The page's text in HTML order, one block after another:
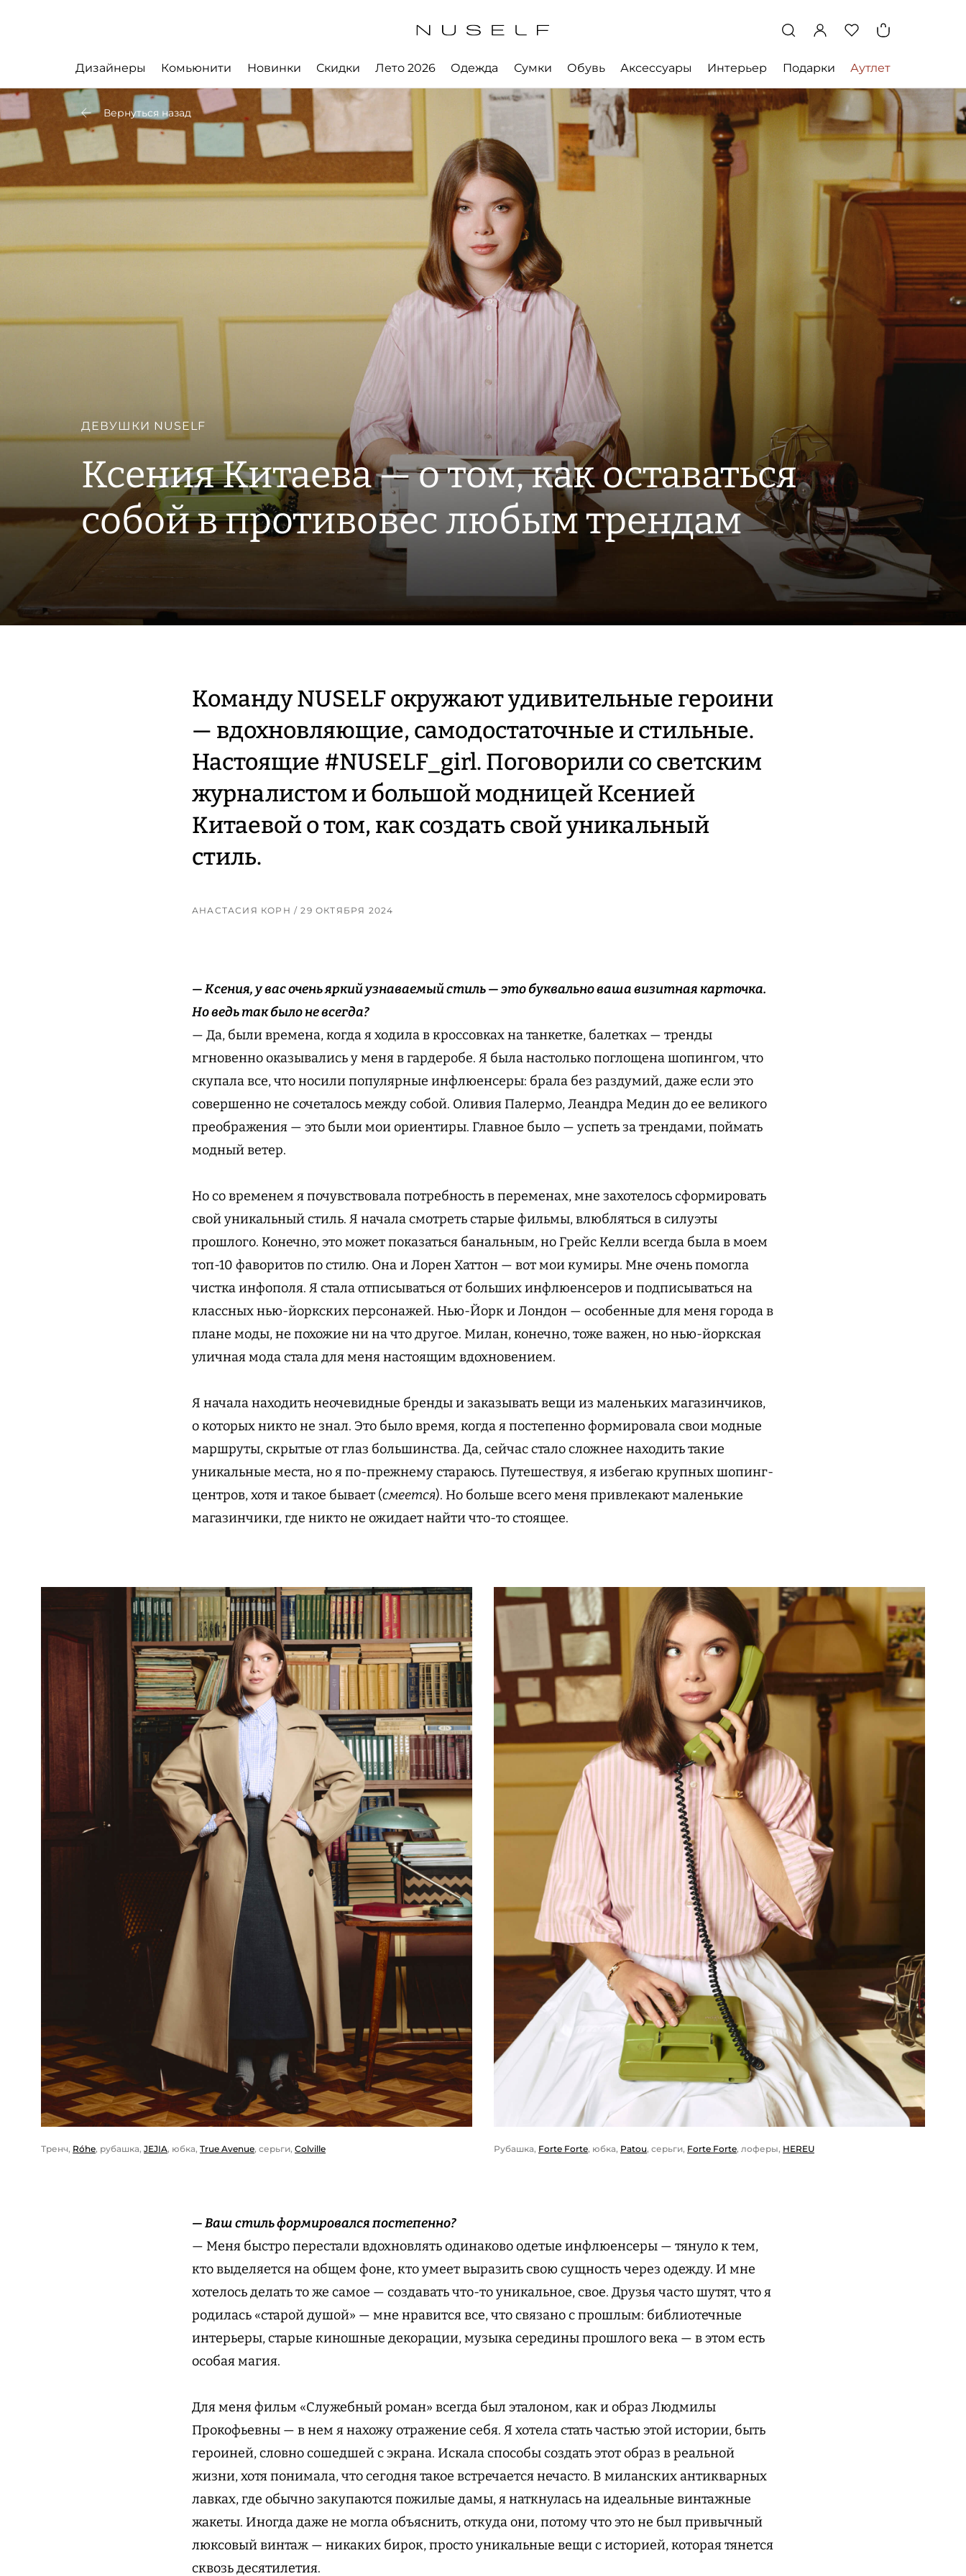
Дизайнеры Комьюнити Новинки Скидки Лето 2026 Одежда Сумки Обувь Аксессуары Интерьер Подарки Аутлет
Вернуться назад
ДЕВУШКИ NUSELF
Ксения Китаева — о том, как оставаться
собой в противовес любым трендам
Команду NUSELF окружают удивительные героини
— вдохновляющие, самодостаточные и стильные.
Настоящие #NUSELF_girl. Поговорили со светским
журналистом и большой модницей Ксенией
Китаевой о том, как создать свой уникальный
стиль.
АНАСТАСИЯ КОРН / 29 ОКТЯБРЯ 2024
— Ксения, у вас очень яркий узнаваемый стиль — это буквально ваша визитная карточка.
Но ведь так было не всегда?
— Да, были времена, когда я ходила в кроссовках на танкетке, балетках — тренды
мгновенно оказывались у меня в гардеробе. Я была настолько поглощена шопингом, что
скупала все, что носили популярные инфлюенсеры: брала без раздумий, даже если это
совершенно не сочеталось между собой. Оливия Палермо, Леандра Медин до ее великого
преображения — это были мои ориентиры. Главное было — успеть за трендами, поймать
модный ветер.
Но со временем я почувствовала потребность в переменах, мне захотелось сформировать
свой уникальный стиль. Я начала смотреть старые фильмы, влюбляться в силуэты
прошлого. Конечно, это может показаться банальным, но Грейс Келли всегда была в моем
топ-10 фаворитов по стилю. Она и Лорен Хаттон — вот мои кумиры. Мне очень помогла
чистка инфополя. Я стала отписываться от больших инфлюенсеров и подписываться на
классных нью-йоркских персонажей. Нью-Йорк и Лондон — особенные для меня города в
плане моды, не похожие ни на что другое. Милан, конечно, тоже важен, но нью-йоркская
уличная мода стала для меня настоящим вдохновением.
Я начала находить неочевидные бренды и заказывать вещи из маленьких магазинчиков,
о которых никто не знал. Это было время, когда я постепенно формировала свои модные
маршруты, скрытые от глаз большинства. Да, сейчас стало сложнее находить такие
уникальные места, но я по-прежнему стараюсь. Путешествуя, я избегаю крупных шопинг-
центров, хотя и такое бывает (смеется). Но больше всего меня привлекают маленькие
магазинчики, где никто не ожидает найти что-то стоящее.
Тренч, Róhe, рубашка, JEJIA, юбка, True Avenue, серьги, Colville Рубашка, Forte Forte, юбка, Patou, серьги, Forte Forte, лоферы, HEREU
— Ваш стиль формировался постепенно?
— Меня быстро перестали вдохновлять одинаково одетые инфлюенсеры — тянуло к тем,
кто выделяется на общем фоне, кто умеет выразить свою сущность через одежду. И мне
хотелось делать то же самое — создавать что-то уникальное, свое. Друзья часто шутят, что я
родилась «старой душой» — мне нравится все, что связано с прошлым: библиотечные
интерьеры, старые киношные декорации, музыка середины прошлого века — в этом есть
особая магия.
Для меня фильм «Служебный роман» всегда был эталоном, как и образ Людмилы
Прокофьевны — в нем я нахожу отражение себя. Я хотела стать частью этой истории, быть
героиней, словно сошедшей с экрана. Искала способы создать этот образ в реальной
жизни, хотя понимала, что сегодня такое встречается нечасто. В миланских антикварных
лавках, где обычно закупаются пожилые дамы, я наткнулась на идеальные винтажные
жакеты. Иногда даже не могла объяснить, откуда они, потому что это не был привычный
люксовый винтаж — никаких бирок, просто уникальные вещи с историей, которая тянется
сквозь десятилетия.